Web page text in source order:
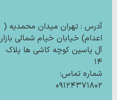
آدرس : تهران میدان محمدیه (
اعدام) خیابان خیام شمالی بازار
آل یاسین کوچه کاشی ها پلاک
۱۴
شماره تماس:
۰۹۱۲۴۳۷۱۸۰۲